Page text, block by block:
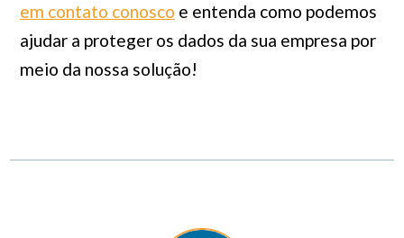
em contato conosco e entenda como podemos
ajudar a proteger os dados da sua empresa por
meio da nossa solução!